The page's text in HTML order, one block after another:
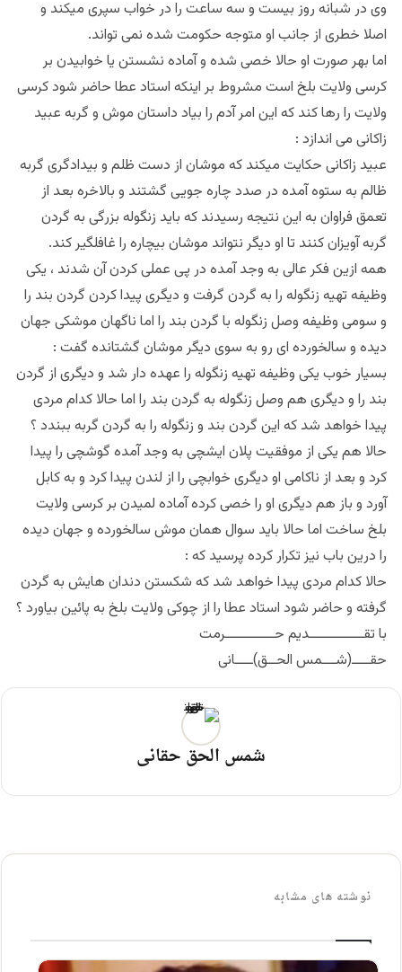
وی در شبانه روز بیست و سه ساعت را در خواب سپری میکند و
اصلا خطری از جانب او متوجه حکومت شده نمی تواند.
اما بهر صورت او حالا خصی شده و آماده نشستن یا خوابیدن بر
کرسی ولایت بلخ است مشروط بر اینکه استاد عطا حاضر شود کرسی
ولایت را رها کند که این امر آدم را بیاد داستان موش و گربه عبید
زاکانی می اندازد :
عبید زاکانی حکایت میکند که موشان از دست ظلم و بیدادگری گربه
ظالم به ستوه آمده در صدد چاره جویی گشتند و بالاخره بعد از
تعمق فراوان به این نتیجه رسیدند که باید زنگوله بزرگی به گردن
گربه آویزان کنند تا او دیگر نتواند موشان بیچاره را غافلگیر کند.
همه ازین فکر عالی به وجد آمده در پی عملی کردن آن شدند ، یکی
وظیفه تهیه زنگوله را به گردن گرفت و دیگری پیدا کردن گردن بند را
و سومی وظیفه وصل زنگوله با گردن بند را اما ناگهان موشکی جهان
دیده و سالخورده ای رو به سوی دیگر موشان گشتانده گفت :
بسیار خوب یکی وظیفه تهیه زنگوله را عهده دار شد و دیگری از گردن
بند را و دیگری هم وصل زنگوله به گردن بند را اما حالا کدام مردی
پیدا خواهد شد که این گردن بند و زنگوله را به گردن گربه ببندد ؟
حالا هم یکی از موفقیت پلان ایشچی به وجد آمده گوشچی را پیدا
کرد و بعد از ناکامی او دیگری خوابچی را از لندن پیدا کرد و به کابل
آورد و باز هم دیگری او را خصی کرده آماده لمیدن بر کرسی ولایت
بلخ ساخت اما حالا باید سوال همان موش سالخورده و جهان دیده
را درین باب نیز تکرار کرده پرسید که :
حالا کدام مردی پیدا خواهد شد که شکستن دندان هایش به گردن
گرفته و حاضر شود استاد عطا را از چوکی ولایت بلخ به پائین بیاورد ؟
با تقــــــــــــديم حـــــــــــرمت
حقــــ(شـــمس الحــق)ــــانی
شمس الحق حقانی
نوشته های مشابه